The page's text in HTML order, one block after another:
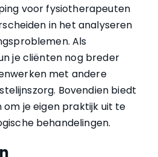
voor fysiotherapeuten
in het analyseren
Als
je cliënten nog breder
met andere
Bovendien biedt
om je eigen praktijk uit te
behandelingen.